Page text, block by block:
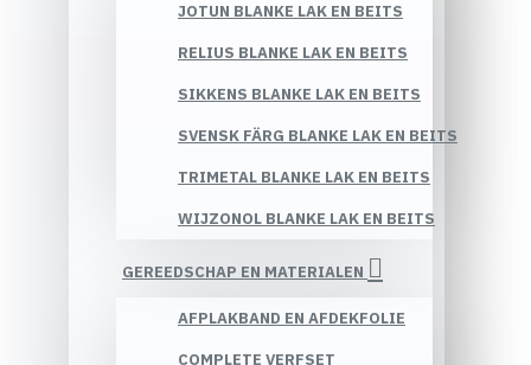
JOTUN BLANKE LAK EN BEITS
RELIUS BLANKE LAK EN BEITS
SIKKENS BLANKE LAK EN BEITS
SVENSK FÄRG BLANKE LAK EN BEITS
TRIMETAL BLANKE LAK EN BEITS
WIJZONOL BLANKE LAK EN BEITS
GEREEDSCHAP EN MATERIALEN
AFPLAKBAND EN AFDEKFOLIE
COMPLETE VERFSET